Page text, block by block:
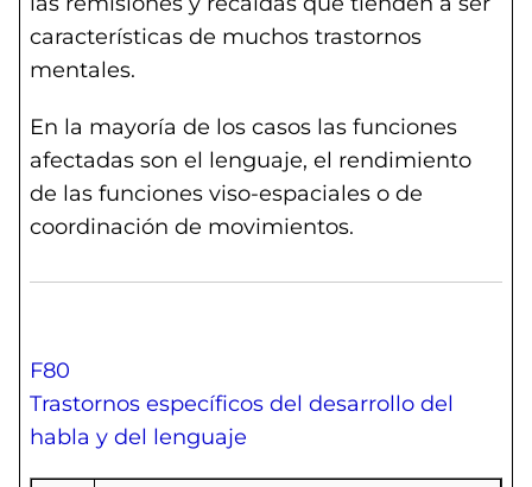
características de muchos trastornos
mentales.
En la mayoría de los casos las funciones
afectadas son el lenguaje, el rendimiento
de las funciones viso-espaciales o de
coordinación de movimientos.
F80
Trastornos específicos del desarrollo del
habla y del lenguaje